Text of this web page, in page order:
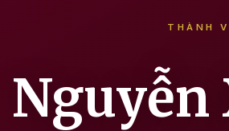
THÀNH
Nguyễn